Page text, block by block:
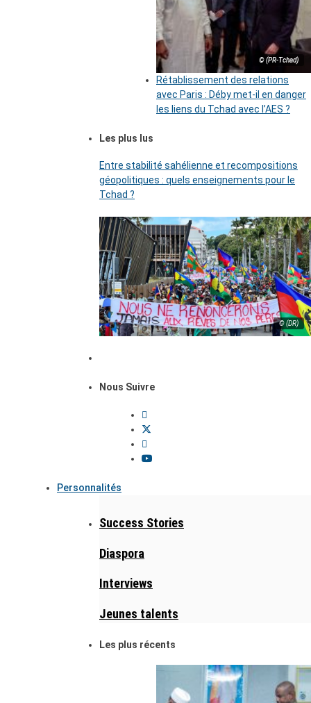
© (PR-Tchad)
Rétablissement des relations
avec Paris : Déby met-il en danger
les liens du Tchad avec l’AES ?
Les plus lus
Entre stabilité sahélienne et recompositions
géopolitiques : quels enseignements pour le
Tchad ?
© (DR)
Nous Suivre
Personnalités
Success Stories
Diaspora
Interviews
Jeunes talents
Les plus récents